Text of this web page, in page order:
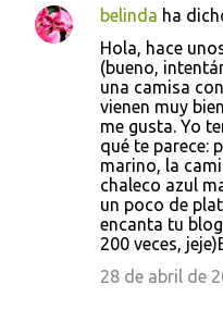
belinda ha
Hola, hace
(bueno,
una camisa
vienen muy
me gusta. Yo
qué te parece:
marino, la
chaleco azul
un poco de
encanta tu
200 veces,
28 de abril de